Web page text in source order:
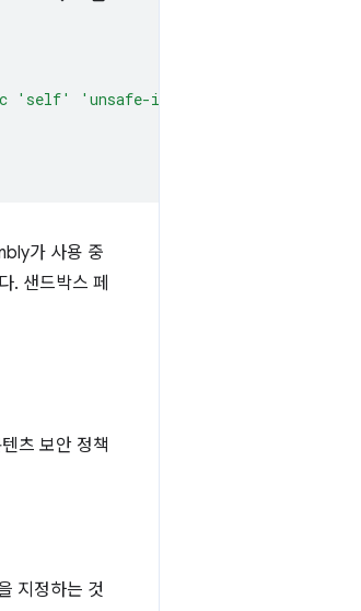
src 'self' 'unsafe-inline' 'unsafe-
가 사용 중
. 샌드박스 페
츠 보안 정책
지정하는 것